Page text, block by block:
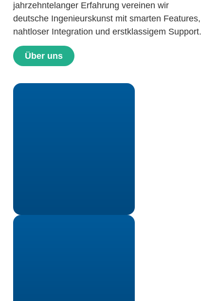
jahrzehntelanger Erfahrung vereinen wir
deutsche Ingenieurskunst mit smarten Features,
nahtloser Integration und erstklassigem Support.
Über uns